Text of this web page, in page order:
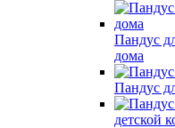
Пандус
дома
Пандус
детской